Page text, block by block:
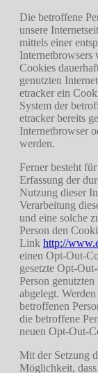
Die betroffene
unsere
mittels einer
Internetbrowsers
Cookies
genutzten
etracker ein
System der
etracker bereits
Internetbrowser
werden.
Ferner besteht
Erfassung der
Nutzung dieser
Verarbeitung
und eine solche
Person den
Link http://
einen Opt-Out-
gesetzte Opt-
Person
abgelegt.
betroffenen
die betroffene
neuen Opt-Out-
Mit der Setzung
Möglichkeit,